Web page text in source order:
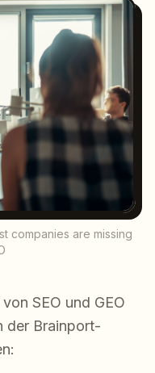
companies are missing
SEO und GEO
der Brainport-